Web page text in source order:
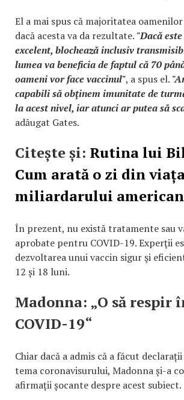
El a mai spus că majoritatea
dacă acesta va da rezultate. "Dacă
excelent, blochează inclusiv
lumea va beneficia de faptul că 70
oameni vor face vaccinul", a spus el.
capabili să obţinem imunitate de
la acest nivel, iar atunci ar putea să
adăugat Gates.
Citește și: Rutina lui
Cum arată o zi din
miliardarului american
În prezent, nu există tratamente sau
aprobate pentru COVID-19. Experţii
dezvoltarea unui vaccin sigur şi
12 și 18 luni.
Madonna: „O să respir
COVID-19“
Chiar dacă a admis că a făcut
tema coronavisurului, Madonna și-a
afirmații șocante despre acest subiect.